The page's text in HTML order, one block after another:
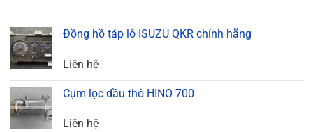
Đồng hồ táp lô ISUZU QKR chính hãng
Liên hệ
Cụm lọc dầu thô HINO 700
Liên hệ